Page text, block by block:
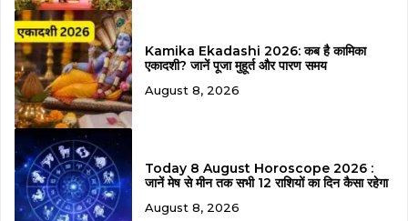
Kamika Ekadashi 2026: कब है कामिका
एकादशी? जानें पूजा मुहूर्त और पारण समय
August 8, 2026
Today 8 August Horoscope 2026 :
जानें मेष से मीन तक सभी 12 राशियों का दिन कैसा रहेगा
August 8, 2026